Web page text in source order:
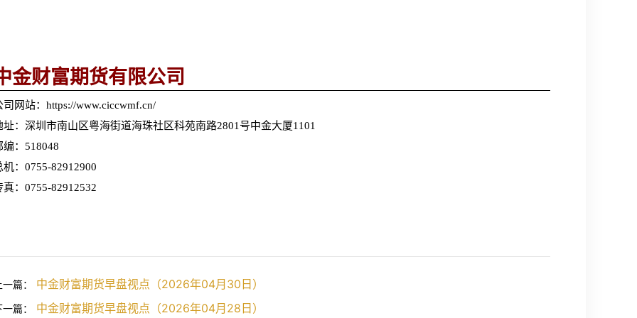
金财富期货有限公司
司网站：https://www.ciccwmf.cn/
址：深圳市南山区粤海街道海珠社区科苑南路2801号中金大厦1101
编：518048
机：0755-82912900
真：0755-82912532
一篇： 中金财富期货早盘视点（2026年04月30日）
篇： 中金财富期货早盘视点（2026年04月28日）